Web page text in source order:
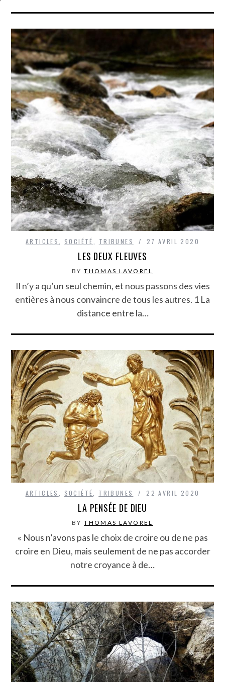
ARTICLES SOCIÉTÉ TRIBUNES 27 AVRIL 2020
LES DEUX FLEUVES
BYTHOMAS LAVOREL
Il n’y a qu’un seul chemin, et nous passons des vies
entières à nous convaincre de tous les autres. 1 La
distance entre la…
ARTICLES SOCIÉTÉ TRIBUNES 22 AVRIL 2020
LA PENSÉE DE DIEU
BYTHOMAS LAVOREL
« Nous n’avons pas le choix de croire ou de ne pas
croire en Dieu, mais seulement de ne pas accorder
notre croyance à de…